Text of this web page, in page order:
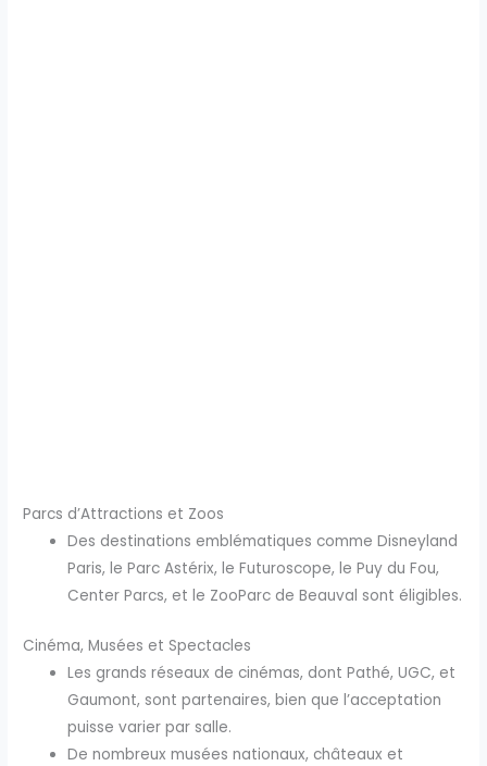
Parcs d’Attractions et Zoos
Des destinations emblématiques comme Disneyland
Paris, le Parc Astérix, le Futuroscope, le Puy du Fou,
Center Parcs, et le ZooParc de Beauval sont éligibles.
Cinéma, Musées et Spectacles
Les grands réseaux de cinémas, dont Pathé, UGC, et
Gaumont, sont partenaires, bien que l’acceptation
puisse varier par salle.
De nombreux musées nationaux, châteaux et